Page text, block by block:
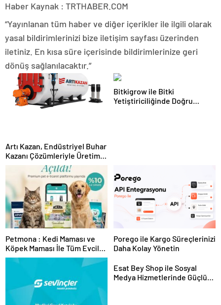
Haber Kaynak : TRTHABER.COM
“Yayınlanan tüm haber ve diğer içerikler ile ilgili olarak
yasal bildirimlerinizi bize iletişim sayfası üzerinden
iletiniz. En kısa süre içerisinde bildirimlerinize geri
dönüş sağlanılacaktır.”
Artı Kazan, Endüstriyel Buhar
Kazanı Çözümleriyle Üretim
Tesislerine Verimli Sistemler
Sunuyor
Bitkigrow ile Bitki
Yetiştiriciliğinde Doğru
Petmona : Kedi Maması ve
Köpek Maması İle Tüm Evcil
Hayvan Ürünleri
Porego ile Kargo Süreçlerinizi
Daha Kolay Yönetin
Esat Bey Shop ile Sosyal
Medya Hizmetlerinde Güçlü